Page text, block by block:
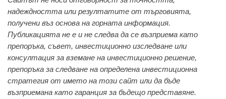
надеждността или резултатите от търговията,
получени въз основа на горната информация.
Публикацията не е и не следва да се възприема като
препоръка, съвет, инвестиционно изследване или
консултация за вземане на инвестиционно решение,
препоръка за следване на определена инвестиционна
стратегия от името на този сайт или да бъде
възприемана като гаранция за бъдещо представяне.